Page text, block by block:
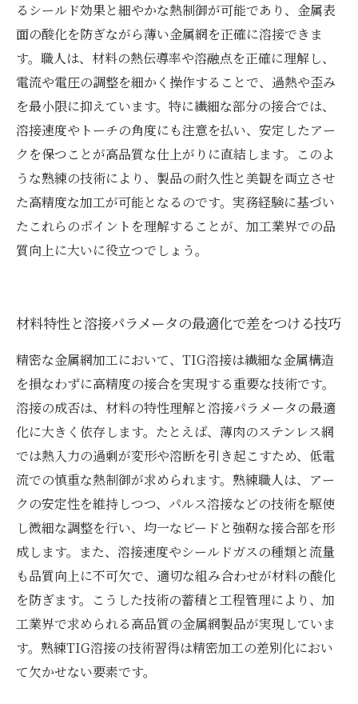
るシールド効果と細やかな熱制御が可能であり、金属表
面の酸化を防ぎながら薄い金属網を正確に溶接できま
す。職人は、材料の熱伝導率や溶融点を正確に理解し、
電流や電圧の調整を細かく操作することで、過熱や歪み
を最小限に抑えています。特に繊細な部分の接合では、
溶接速度やトーチの角度にも注意を払い、安定したアー
クを保つことが高品質な仕上がりに直結します。このよ
うな熟練の技術により、製品の耐久性と美観を両立させ
た高精度な加工が可能となるのです。実務経験に基づい
たこれらのポイントを理解することが、加工業界での品
質向上に大いに役立つでしょう。
材料特性と溶接パラメータの最適化で差をつける技巧
精密な金属網加工において、TIG溶接は繊細な金属構造
を損なわずに高精度の接合を実現する重要な技術です。
溶接の成否は、材料の特性理解と溶接パラメータの最適
化に大きく依存します。たとえば、薄肉のステンレス網
では熱入力の過剰が変形や溶断を引き起こすため、低電
流での慎重な熱制御が求められます。熟練職人は、アー
クの安定性を維持しつつ、パルス溶接などの技術を駆使
し微細な調整を行い、均一なビードと強靭な接合部を形
成します。また、溶接速度やシールドガスの種類と流量
も品質向上に不可欠で、適切な組み合わせが材料の酸化
を防ぎます。こうした技術の蓄積と工程管理により、加
工業界で求められる高品質の金属網製品が実現していま
す。熟練TIG溶接の技術習得は精密加工の差別化におい
て欠かせない要素です。